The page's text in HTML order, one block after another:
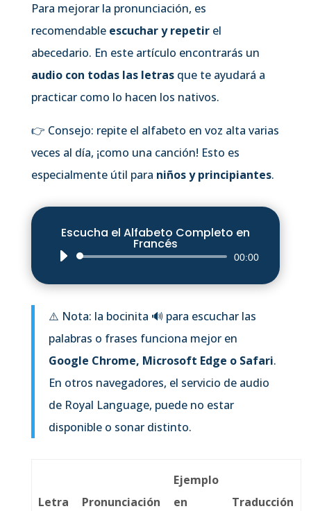
Para mejorar la pronunciación, es
recomendable escuchar y repetirel
abecedario. En este artículo encontrarás un
audio con todas las letrasque te ayudará a
practicar como lo hacen los nativos.
👉 Consejo: repite el alfabeto en voz alta varias
veces al día, ¡como una canción! Esto es
especialmente útil para niños y principiantes.
Escucha el Alfabeto Completo en
Francés
Reproductor
audio
00:00
⚠️ Nota: la bocinita 🔊 para escuchar las
palabras o frases funciona mejor en
Google Chrome, Microsoft Edge o Safari.
En otros navegadores, el servicio de audio
de Royal Language, puede no estar
disponible o sonar distinto.
Letra Pronunciación
Ejemplo
en
Traducción